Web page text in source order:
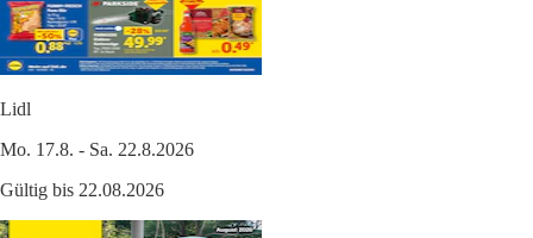
Lidl
Mo. 17.8. - Sa. 22.8.2026
Gültig bis 22.08.2026